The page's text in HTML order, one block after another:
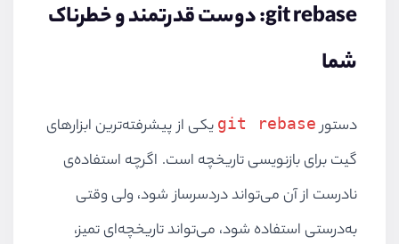
git rebase: دوست قدرتمند و خطرناک
شما
دستورgit rebase یکی از پیشرفته‌ترین ابزارهای
گیت برای بازنویسی تاریخچه است. اگرچه استفاده‌ی
نادرست از آن می‌تواند دردسرساز شود، ولی وقتی
به‌درستی استفاده شود، می‌تواند تاریخچه‌ای تمیز،